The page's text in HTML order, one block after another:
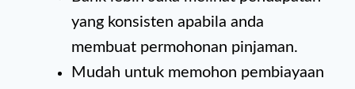
yang konsisten apabila anda
membuat permohonan pinjaman.
Mudah untuk memohon pembiayaan